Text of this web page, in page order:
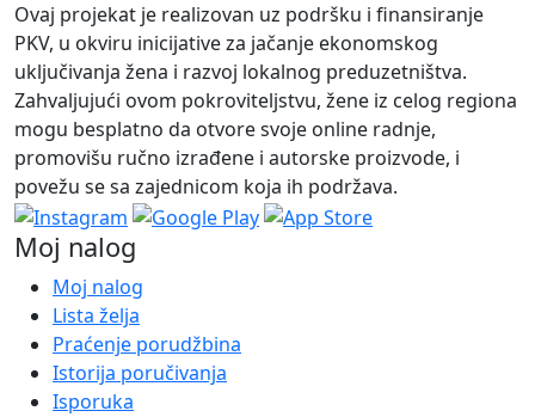
Ovaj projekat je realizovan uz podršku i finansiranje
PKV, u okviru inicijative za jačanje ekonomskog
uključivanja žena i razvoj lokalnog preduzetništva.
Zahvaljujući ovom pokroviteljstvu, žene iz celog regiona
mogu besplatno da otvore svoje online radnje,
promovišu ručno izrađene i autorske proizvode, i
povežu se sa zajednicom koja ih podržava.
Moj nalog
Moj nalog
Lista želja
Praćenje porudžbina
Istorija poručivanja
Isporuka